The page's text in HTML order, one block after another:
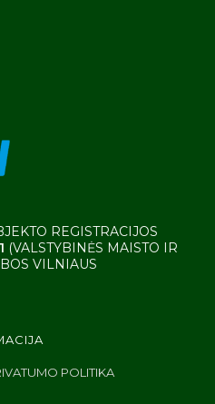
REGISTRACIJOS
(VALSTYBINĖS MAISTO IR
VILNIAUS
POLITIKA